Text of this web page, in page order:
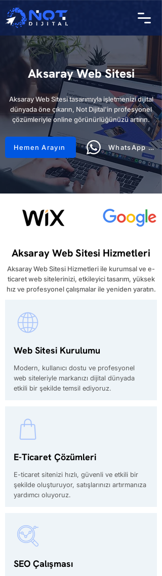
Aksaray Web Sitesi
Aksaray Web Sitesi tasarımıyla işletmenizi dijital
dünyada öne çıkarın, Not Dijital'in profesyonel
çözümleriyle online görünürlüğünüzü artırın.
Hemen Arayın WhatsApp Hattı
Aksaray Web Sitesi Hizmetleri
Aksaray Web Sitesi Hizmetleri ile kurumsal ve e-
ticaret web sitelerinizi, etkileyici tasarım, yüksek
hız ve profesyonel çalışmalar ile yeniden yaratın.
Web Sitesi Kurulumu
Modern, kullanıcı dostu ve profesyonel
web siteleriyle markanızı dijital dünyada
etkili bir şekilde temsil ediyoruz.
E-Ticaret Çözümleri
E-ticaret sitenizi hızlı, güvenli ve etkili bir
şekilde oluşturuyor, satışlarınızı artırmanıza
yardımcı oluyoruz.
SEO Çalışması